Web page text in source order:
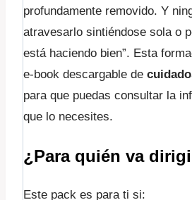
profundamente removido. Y
atravesarlo sintiéndose sola o
está haciendo bien”. Esta
e-book descargable de
para que puedas consultar la
que lo necesites.
¿Para quién va
Este pack es para ti si: